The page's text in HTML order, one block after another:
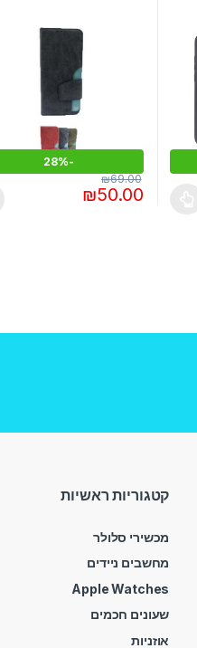
-
28%
₪50.00
₪69.00
קטגוריות ראשיות
מכשירי סלולר
מחשבים ניידים
Apple Watches
שעונים חכמים
אוזניות